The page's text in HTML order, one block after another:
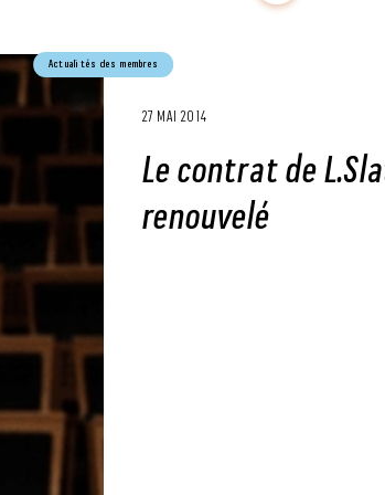
Actualités des membres
27 MAI 2014
Le contrat de
renouvelé